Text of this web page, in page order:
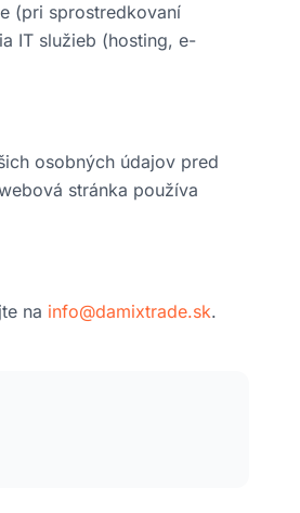
(pri sprostredkovaní
IT služieb (hosting, e-
osobných údajov pred
stránka používa
na info@damixtrade.sk.